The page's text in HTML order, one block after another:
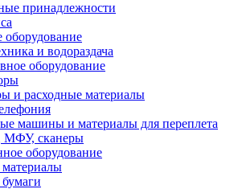
принадлежности
оборудование
и водораздача
оборудование
и расходные материалы
машины и материалы для переплета
МФУ, сканеры
оборудование